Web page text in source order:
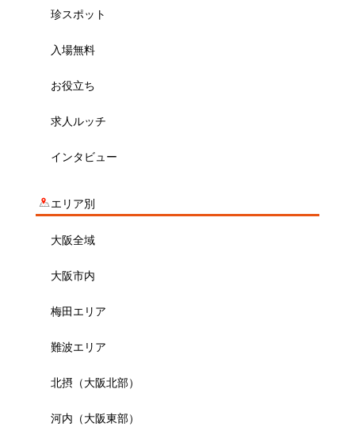
珍スポット
入場無料
お役立ち
求人ルッチ
インタビュー
エリア別
大阪全域
大阪市内
梅田エリア
難波エリア
北摂（大阪北部）
河内（大阪東部）